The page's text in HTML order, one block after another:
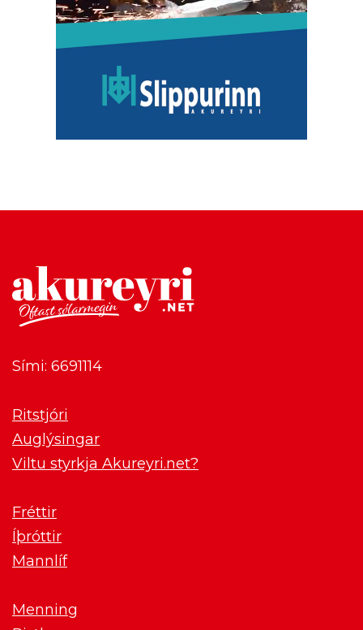
Sími: 6691114
Ritstjóri
Auglýsingar
Viltu styrkja Akureyri.net?
Fréttir
Íþróttir
Mannlíf
Menning